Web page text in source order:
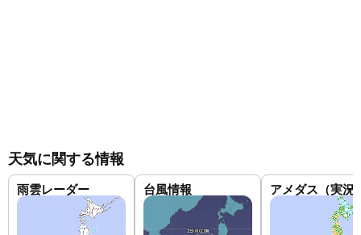
天気に関する情報
雨雲レーダー 台風情報 アメダス（実況